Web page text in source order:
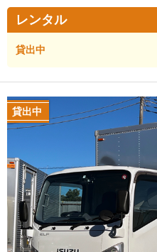
レンタル
貸出中
貸出中